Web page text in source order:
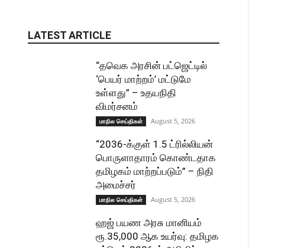
LATEST ARTICLE
“தவெக அரசின் பட்ஜெட்டில்
‘பெயர் மாற்றம்’ மட்டுமே
உள்ளது” – உதயநிதி
விமர்சனம்
மாநில செய்திகள் August 5, 2026
“2036-க்குள் 1.5 ட்ரில்லியன்
பொருளாதாரம் கொண்டதாக
தமிழகம் மாற்றப்படும்” – நிதி
அமைச்சர்
மாநில செய்திகள் August 5, 2026
ஹஜ் பயண அரசு மானியம்
ரூ.35,000 ஆக உயர்வு: தமிழக